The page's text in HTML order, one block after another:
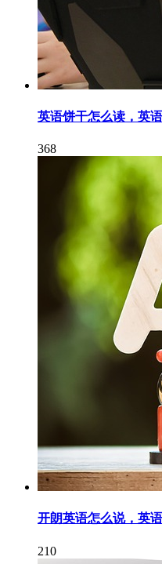
英语饼干怎么读，英
368
开朗英语怎么说，英
210